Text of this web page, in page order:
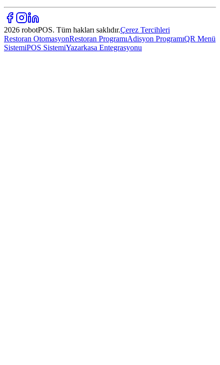
2026 robotPOS. Tüm hakları saklıdır.Çerez Tercihleri
Restoran OtomasyonRestoran ProgramıAdisyon ProgramıQR Menü
SistemiPOS SistemiYazarkasa Entegrasyonu